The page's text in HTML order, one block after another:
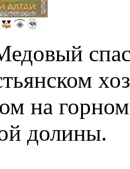
на
долины.